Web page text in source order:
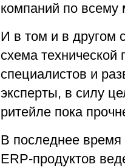
компаний по всему
И в том и в другом
схема
специалистов и
эксперты, в силу
ритейле пока
В последнее время
ERP-продуктов